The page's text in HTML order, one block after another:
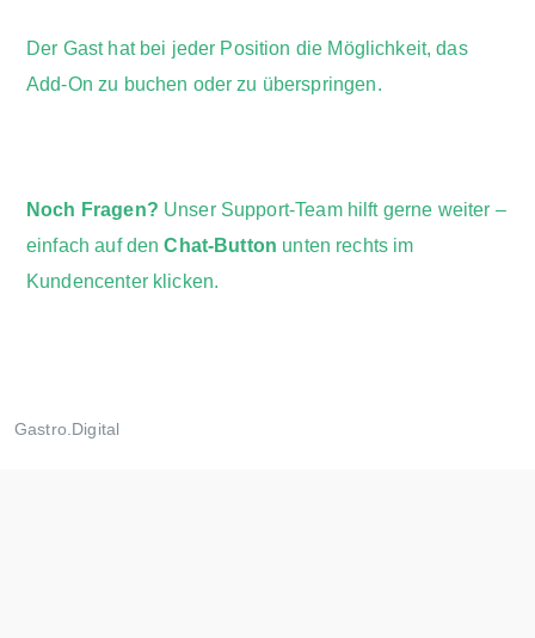
Der Gast hat bei jeder Position die Möglichkeit, das
Add-On zu buchen oder zu überspringen.
Noch Fragen? Unser Support-Team hilft gerne weiter –
einfach auf denChat-Button unten rechts im
Kundencenter klicken.
Gastro.Digital